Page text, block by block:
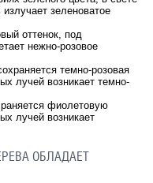
зеленоватое
оттенок, под
нежно-розовое
темно-розовая
лучей возникает темно-
фиолетовую
лучей возникает
ОБЛАДАЕТ